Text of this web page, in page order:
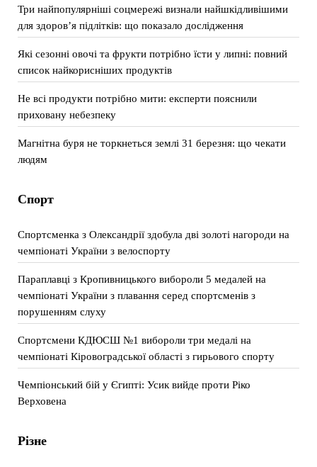
Три найпопулярніші соцмережі визнали найшкідливішими
для здоров’я підлітків: що показало дослідження
Які сезонні овочі та фрукти потрібно їсти у липні: повний
список найкорисніших продуктів
Не всі продукти потрібно мити: експерти пояснили
приховану небезпеку
Магнітна буря не торкнеться землі 31 березня: що чекати
людям
Спорт
Спортсменка з Олександрії здобула дві золоті нагороди на
чемпіонаті України з велоспорту
Параплавці з Кропивницького вибороли 5 медалей на
чемпіонаті України з плавання серед спортсменів з
порушенням слуху
Спортсмени КДЮСШ №1 вибороли три медалі на
чемпіонаті Кіровоградської області з гирьового спорту
Чемпіонський бій у Єгипті: Усик вийде проти Ріко
Верховена
Різне